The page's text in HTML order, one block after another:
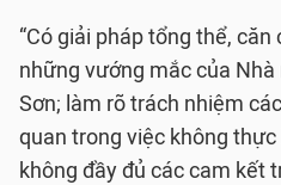
“Có giải pháp tổng thể,
những vướng mắc của
Sơn; làm rõ trách nhiệm
quan trong việc không
không đầy đủ các cam kết